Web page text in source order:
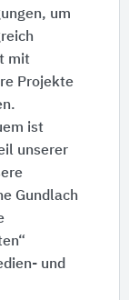
um
mit
Projekte
ist
unserer
Gundlach
und